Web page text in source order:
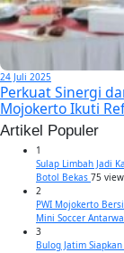
24 Juli 2025
Perkuat Sinergi
Mojokerto Ikuti
Artikel Populer
1
Sulap Limbah Jadi
Botol Bekas 75
2
PWI Mojokerto
Mini Soccer
3
Bulog Jatim